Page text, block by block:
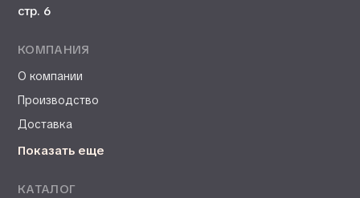
стр. 6
КОМПАНИЯ
О компании
Производство
Доставка
Показать еще
КАТАЛОГ